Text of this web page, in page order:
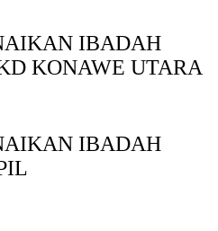
IBADAH
KONAWE UTARA
IBADAH